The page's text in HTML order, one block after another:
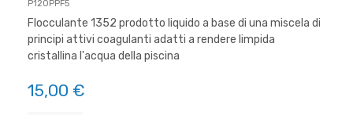
P120PPF5
Flocculante 1352 prodotto liquido a base di una miscela di
principi attivi coagulanti adatti a rendere limpida
cristallina l'acqua della piscina
15,00 €